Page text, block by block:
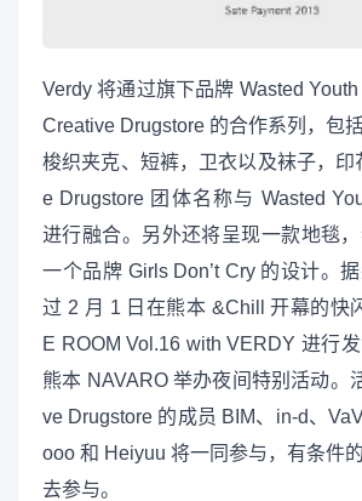
Verdy 将通过旗下品牌 Wasted
Creative Drugstore 的合作系列，包
梭织夹克、短裤，卫衣以及袜子，印
e Drugstore 团体名称与 Wasted
进行融合。另外还将呈现一款地毯
一个品牌 Girls Don’t Cry 的设计。
过 2 月 1 日在熊本 &Chill 开幕的快
E ROOM Vol.16 with VERDY 进行
熊本 NAVARO 举办夜间特别活动。
ve Drugstore 的成员 BIM、in-d、
ooo 和 Heiyuu 将一同参与，有条件
去参与。